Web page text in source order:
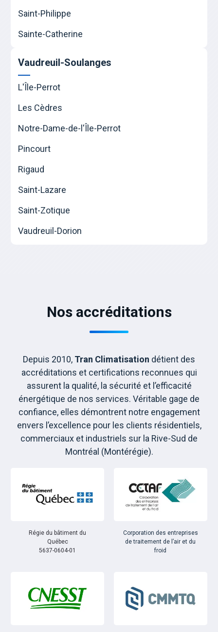
Saint-Philippe
Sainte-Catherine
Vaudreuil-Soulanges
L'Île-Perrot
Les Cèdres
Notre-Dame-de-l'Île-Perrot
Pincourt
Rigaud
Saint-Lazare
Saint-Zotique
Vaudreuil-Dorion
Nos accréditations
Depuis 2010, Tran Climatisation détient des
accréditations et certifications reconnues qui
assurent la qualité, la sécurité et l’efficacité
énergétique de nos services. Véritable gage de
confiance, elles démontrent notre engagement
envers l’excellence pour les clients résidentiels,
commerciaux et industriels sur la Rive-Sud de
Montréal (Montérégie).
Régie du bâtiment du
Québec
5637-0604-01
Corporation des entreprises
de traitement de l’air et du
froid